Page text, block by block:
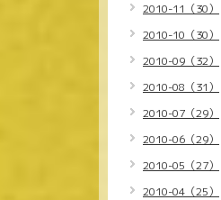
2010-11（30）
2010-10（30）
2010-09（32）
2010-08（31）
2010-07（29）
2010-06（29）
2010-05（27）
2010-04（25）